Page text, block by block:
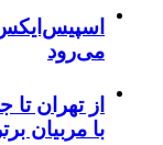
اسپیس‌ایکس
می‌رود
از تهران
با مربیان